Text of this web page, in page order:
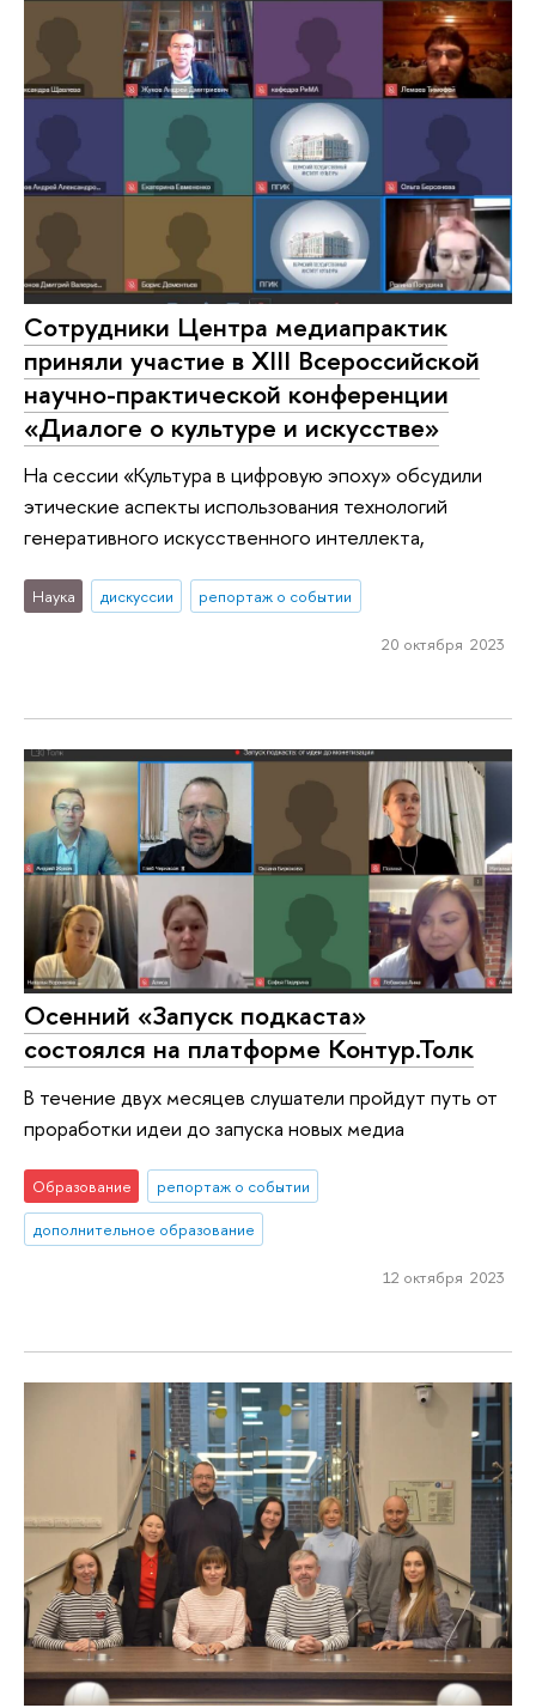
Сотрудники Центра медиапрактик
приняли участие в ХIII Всероссийской
научно-практической конференции
«Диалоге о культуре и искусстве»
На сессии «Культура в цифровую эпоху» обсудили
этические аспекты использования технологий
генеративного искусственного интеллекта,
Наука дискуссии репортаж о событии
20 октября 2023
Осенний «Запуск подкаста»
состоялся на платформе Контур.Толк
В течение двух месяцев слушатели пройдут путь от
проработки идеи до запуска новых медиа
Образование
репортаж о событии
дополнительное образование
12 октября 2023